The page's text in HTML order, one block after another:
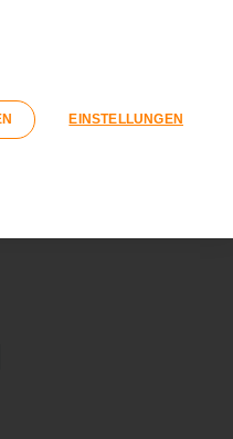
Login
EINSTELLUNGEN